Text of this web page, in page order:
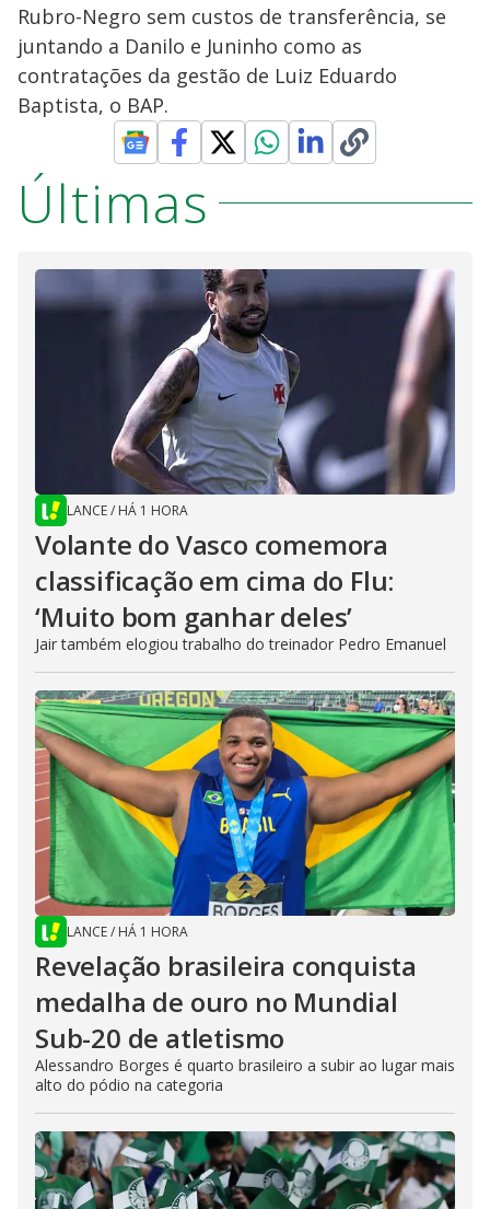
Rubro-Negro sem custos de transferência, se
juntando a Danilo e Juninho como as
contratações da gestão de Luiz Eduardo
Baptista, o BAP.
Últimas
LANCE/ HÁ 1 HORA
Volante do Vasco comemora
classificação em cima do Flu:
‘Muito bom ganhar deles’
Jair também elogiou trabalho do treinador Pedro Emanuel
LANCE/ HÁ 1 HORA
Revelação brasileira conquista
medalha de ouro no Mundial
Sub-20 de atletismo
Alessandro Borges é quarto brasileiro a subir ao lugar mais
alto do pódio na categoria